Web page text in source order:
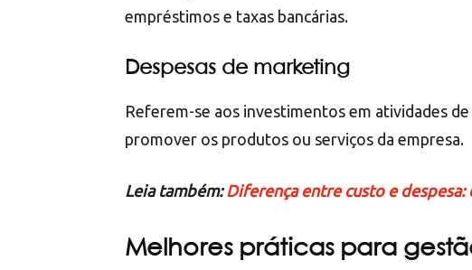
empréstimos e taxas bancárias.
Despesas de marketing
Referem-se aos investimentos em atividades
promover os produtos ou serviços da empresa.
Leia também:Diferença entre custo e despesa:
Melhores práticas para